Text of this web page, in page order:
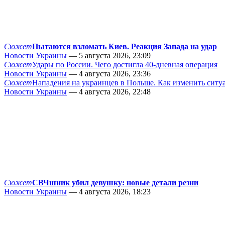
СюжетПытаются взломать Киев. Реакция Запада на удар
Новости Украины — 5 августа 2026, 23:09
СюжетУдары по России. Чего достигла 40-дневная операция
Новости Украины — 4 августа 2026, 23:36
СюжетНападения на украинцев в Польше. Как изменить
Новости Украины — 4 августа 2026, 22:48
СюжетСВЧшник убил девушку: новые детали резни
Новости Украины — 4 августа 2026, 18:23